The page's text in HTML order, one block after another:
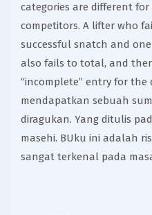
categories are different
competitors. A lifter who
successful snatch and
also fails to total, and
“incomplete” entry for the
mendapatkan sebuah
diragukan. Yang ditulis
masehi. BUku ini adalah
sangat terkenal pada